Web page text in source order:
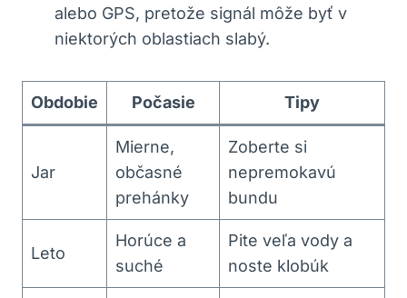
alebo ⁣GPS, pretože signál môže byť ‌v
niektorých​ oblastiach slabý.
Obdobie Počasie Tipy
Jar
Mierne,
⁢občasné
⁢prehánky
Zoberte si
nepremokavú
bundu
Leto
Horúce ‍a
suché
Pite ⁤veľa vody a
noste​ klobúk